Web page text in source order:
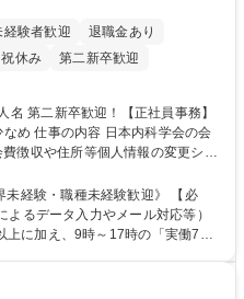
経験者歓迎
退職金あり
休み 第二新卒歓迎
会の会
徴収や住所等個人情報の変更シス
す。将来的には、各種委員会の運
【会員管理・データ
個人情報のシステム登録・更新
確認 【問い合わせ対応】 ・会員
め
未経験・職種未経験歓迎》 【必
るデータ入力やメール対応等）